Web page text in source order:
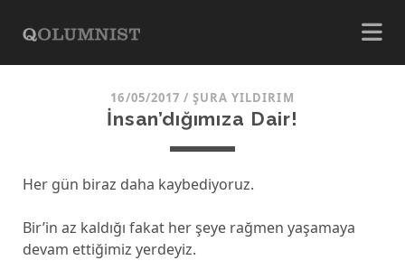
16/05/2017 /ŞURA YILDIRIM
İnsan’dığımıza Dair!
Her gün biraz daha kaybediyoruz.
Bir’in az kaldığı fakat her şeye rağmen yaşamaya
devam ettiğimiz yerdeyiz.